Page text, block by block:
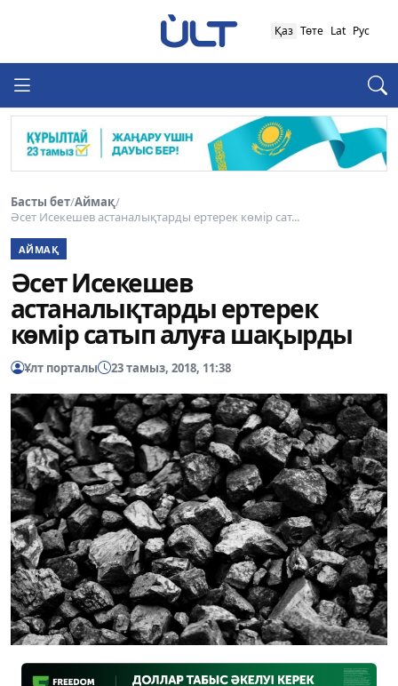
Қаз Төте Lat Рус
Басты бет/Аймақ/
Әсет Исекешев астаналықтарды ертерек көмір сат...
АЙМАҚ
Әсет Исекешев
астаналықтарды ертерек
көмір сатып алуға шақырды
Ұлт порталы 23 тамыз, 2018, 11:38